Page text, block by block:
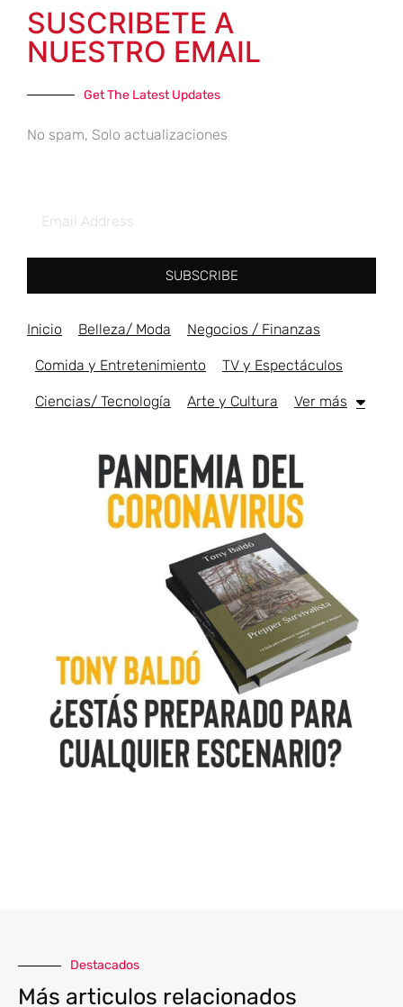
SUSCRIBETE A
NUESTRO EMAIL
Get The Latest Updates
No spam, Solo actualizaciones
SUBSCRIBE
Inicio Belleza/ Moda Negocios / Finanzas
Comida y Entretenimiento TV y Espectáculos
Ciencias/ Tecnología Arte y Cultura Ver más
Destacados
Más articulos relacionados